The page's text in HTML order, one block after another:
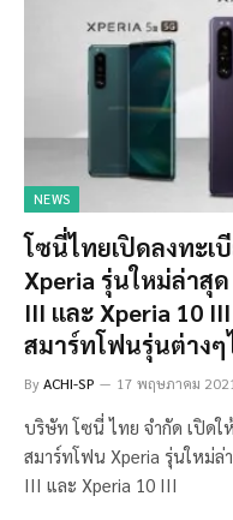
NEWS
โซนี่ไทยเปิดลงทะ
Xperia รุ่นใหม่ล่าสุ
III และ Xperia 10
สมาร์ทโฟนรุ่นต่างๆ
ByACHI-SP 17 พฤษภาคม 2021
บริษัท โซนี่ ไทย จำกัด เปิดใ
สมาร์ทโฟน Xperia รุ่นใหม่ล่
III และ Xperia 10 III